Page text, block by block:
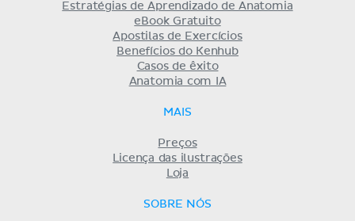
Estratégias de Aprendizado de Anatomia
eBook Gratuito
Apostilas de Exercícios
Benefícios do Kenhub
Casos de êxito
Anatomia com IA
MAIS
Preços
Licença das ilustrações
Loja
SOBRE NÓS